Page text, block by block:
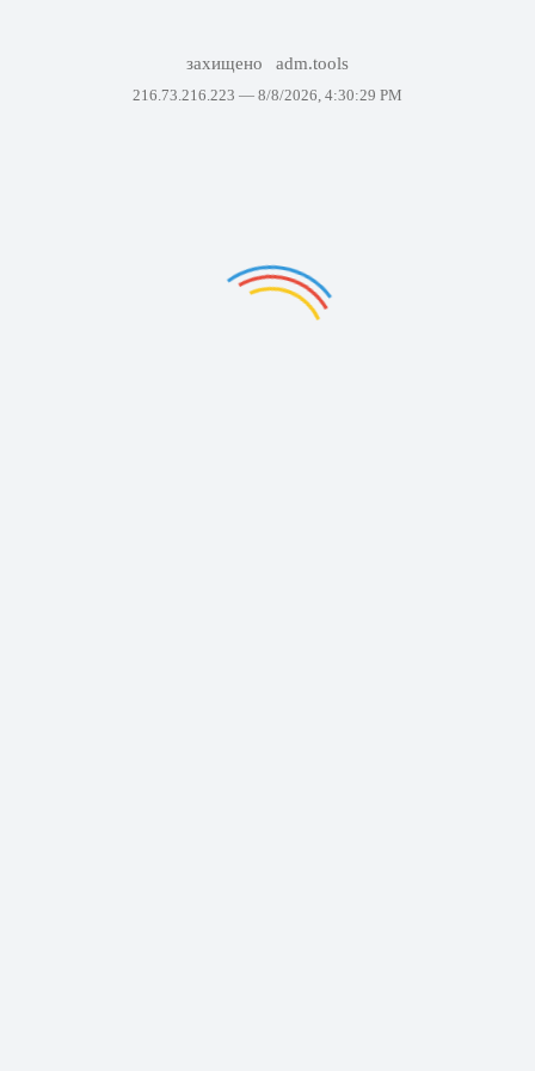
захищено adm.tools
216.73.216.223 — 8/8/2026, 4:30:29 PM